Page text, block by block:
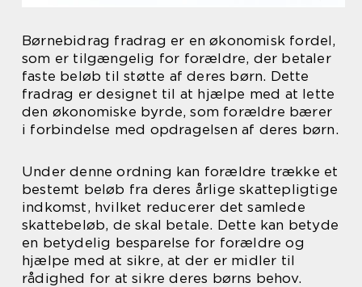
Børnebidrag fradrag er en økonomisk fordel,
som er tilgængelig for forældre, der betaler
faste beløb til støtte af deres børn. Dette
fradrag er designet til at hjælpe med at lette
den økonomiske byrde, som forældre bærer
i forbindelse med opdragelsen af deres børn.
Under denne ordning kan forældre trække et
bestemt beløb fra deres årlige skattepligtige
indkomst, hvilket reducerer det samlede
skattebeløb, de skal betale. Dette kan betyde
en betydelig besparelse for forældre og
hjælpe med at sikre, at der er midler til
rådighed for at sikre deres børns behov.